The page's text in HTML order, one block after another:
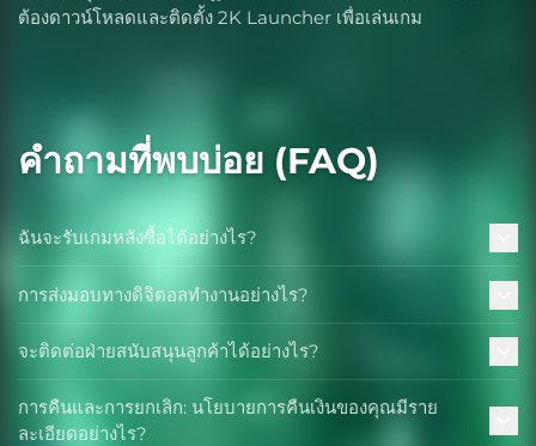
ต้องดาวน์โหลดและติดตั้ง 2K Launcher เพื่อเล่นเกม
คำถามที่พบบ่อย (FAQ)
ฉันจะรับเกมหลังซื้อได้อย่างไร?
การส่งมอบทางดิจิตอลทำงานอย่างไร?
จะติดต่อฝ่ายสนับสนุนลูกค้าได้อย่างไร?
การคืนและการยกเลิก: นโยบายการคืนเงินของคุณมีราย
ละเอียดอย่างไร?